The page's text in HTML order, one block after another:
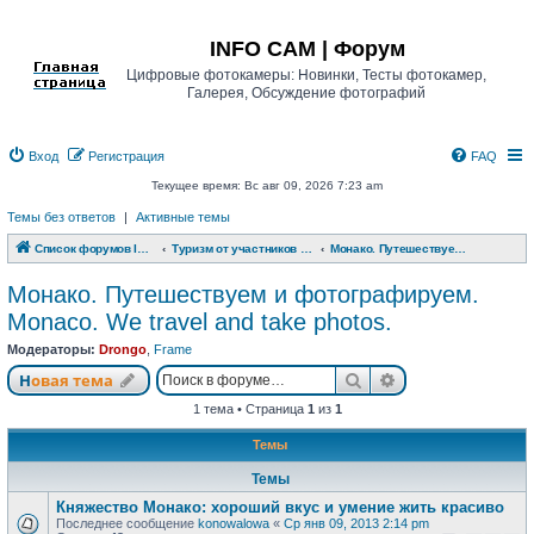
INFO CAM | Форум
Цифровые фотокамеры: Новинки, Тесты фотокамер,
Галерея, Обсуждение фотографий
Вход Регистрация FAQ
Текущее время: Вс авг 09, 2026 7:23 am
Темы без ответов | Активные темы
Список форумов INFO CAM | Форум Монако. Путешествуем и фотографируем. Monaco. We travel and take photos.
Монако. Путешествуем и фотографируем.
Monaco. We travel and take photos.
Модераторы: Drongo Frame
Новая тема
Новая тема ПоискРасширенный
1 тема • Страница 1 из 1
Темы
Темы
Княжество Монако: хороший вкус и умение жить красиво
Последнее сообщение konowalowa « Ср янв 09, 2013 2:14 pm